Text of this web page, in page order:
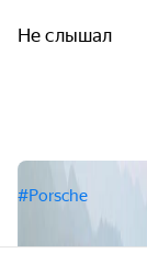
Не слышал
#Porsche